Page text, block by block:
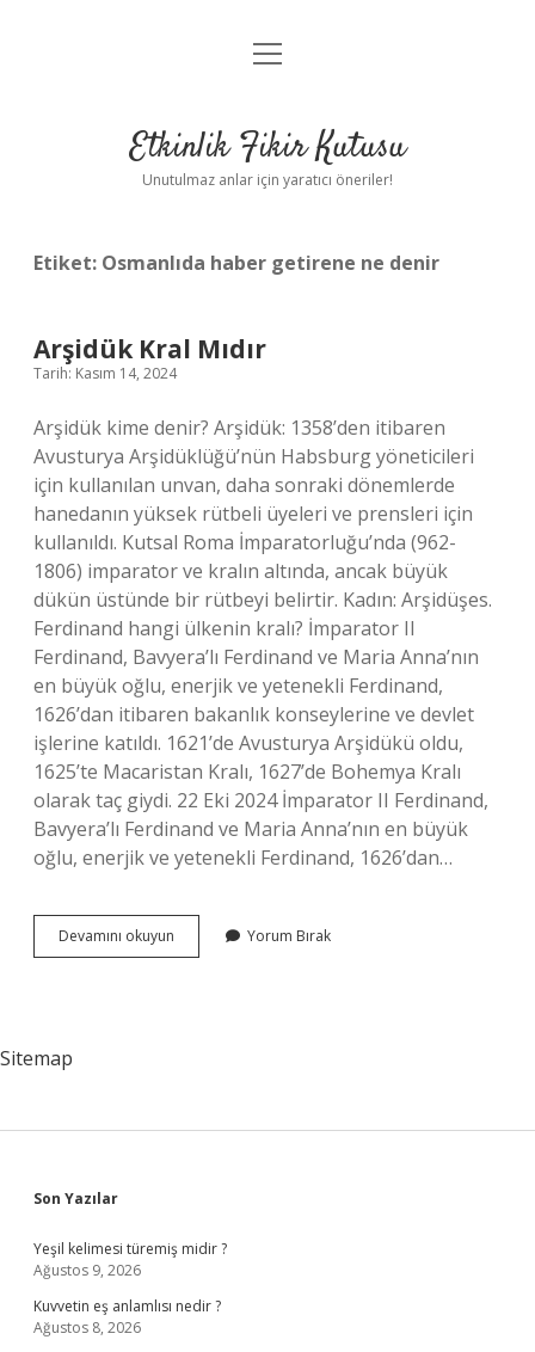
Anasayfa
Yasal Uyarı
menüyü
Etkinlik Fikir Kutusu
Unutulmaz anlar için yaratıcı öneriler!
Etiket: Osmanlıda haber getirene ne denir
Arşidük Kral Mıdır
Tarih: Kasım 14, 2024
Arşidük kime denir? Arşidük: 1358’den itibaren
Avusturya Arşidüklüğü’nün Habsburg yöneticileri
için kullanılan unvan, daha sonraki dönemlerde
hanedanın yüksek rütbeli üyeleri ve prensleri için
kullanıldı. Kutsal Roma İmparatorluğu’nda (962-
1806) imparator ve kralın altında, ancak büyük
dükün üstünde bir rütbeyi belirtir. Kadın: Arşidüşes.
Ferdinand hangi ülkenin kralı? İmparator II
Ferdinand, Bavyera’lı Ferdinand ve Maria Anna’nın
en büyük oğlu, enerjik ve yetenekli Ferdinand,
1626’dan itibaren bakanlık konseylerine ve devlet
işlerine katıldı. 1621’de Avusturya Arşidükü oldu,
1625’te Macaristan Kralı, 1627’de Bohemya Kralı
olarak taç giydi. 22 Eki 2024 İmparator II Ferdinand,
Bavyera’lı Ferdinand ve Maria Anna’nın en büyük
oğlu, enerjik ve yetenekli Ferdinand, 1626’dan…
Devamını okuyun
Kral
Yorum Bırak
Sitemap
Sidebar
Son Yazılar
Yeşil kelimesi türemiş midir ?
Ağustos 9, 2026
Kuvvetin eş anlamlısı nedir ?
Ağustos 8, 2026